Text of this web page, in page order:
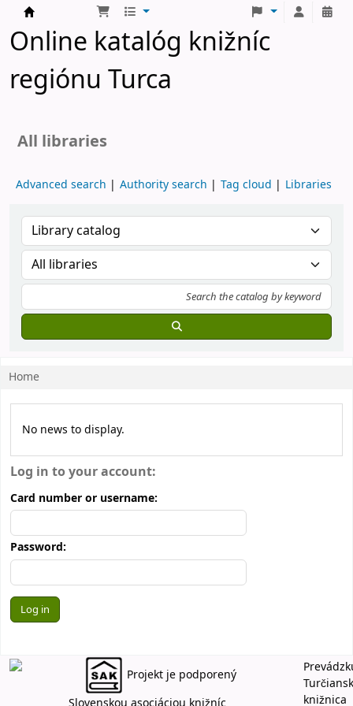
Turčianske knižnice
Online katalóg knižníc
regiónu Turca
All libraries
Advanced search Authority search Tag cloud Libraries
Home
Koha home
News
No news to display.
Log in to your account:
Card number or username:
Password:
Projekt je podporený
knižnica